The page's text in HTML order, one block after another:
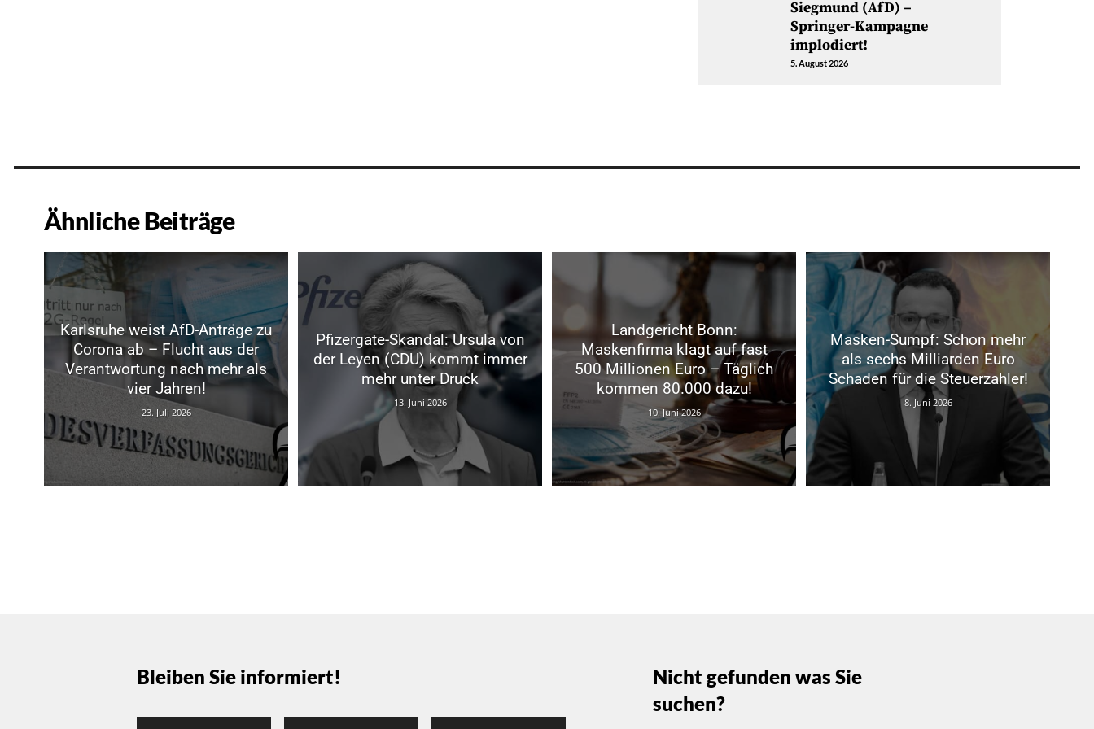
Siegmund (AfD) –
Springer-Kampagne
implodiert!
5. August 2026
Ähnliche Beiträge
Karlsruhe weist AfD-Anträge zu
Corona ab – Flucht aus der
Verantwortung nach mehr als
vier Jahren!
23. Juli 2026
Pfizergate-Skandal: Ursula von
der Leyen (CDU) kommt immer
mehr unter Druck
13. Juni 2026
Landgericht Bonn:
Maskenfirma klagt auf fast
500 Millionen Euro – Täglich
kommen 80.000 dazu!
10. Juni 2026
Masken-Sumpf: Schon mehr
als sechs Milliarden Euro
Schaden für die Steuerzahler!
8. Juni 2026
Bleiben Sie informiert!
Nicht gefunden was Sie
suchen?